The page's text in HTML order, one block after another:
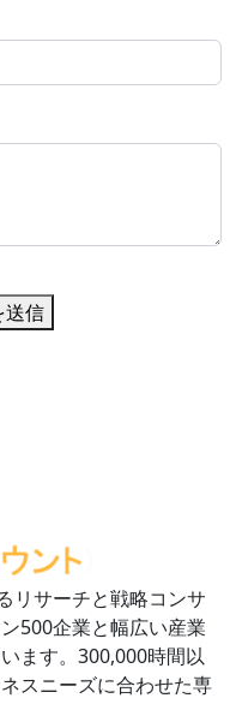
送信
リサーチと戦略コンサ
500企業と幅広い産業
ます。300,000時間以
スニーズに合わせた専